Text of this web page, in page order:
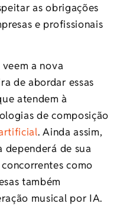
as obrigações
e profissionais
a nova
de abordar essas
atendem à
de composição
. Ainda assim,
dependerá de sua
como
também
musical por IA.